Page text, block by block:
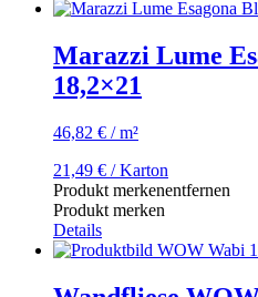
Marazzi Lume
18,2×21
46,82 € /m²
21,49 € / Karton
Produkt merkenentfernen
Produkt merken
Details